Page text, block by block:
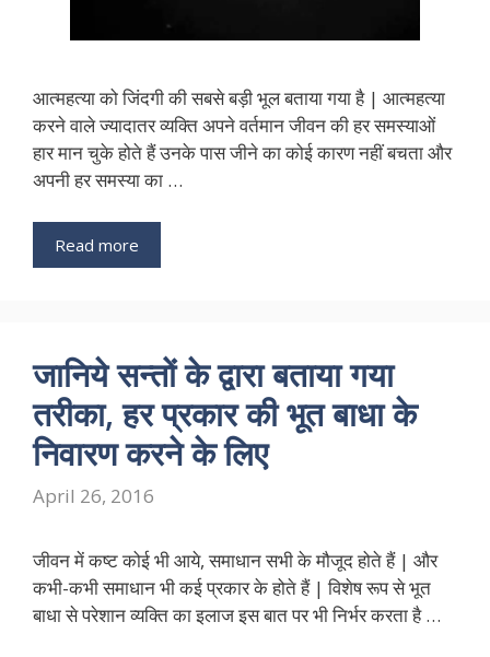
आत्महत्या को जिंदगी की सबसे बड़ी भूल बताया गया है | आत्महत्या
करने वाले ज्यादातर व्यक्ति अपने वर्तमान जीवन की हर समस्याओं
हार मान चुके होते हैं उनके पास जीने का कोई कारण नहीं बचता और
अपनी हर समस्या का …
Read more
जानिये सन्तों के द्वारा बताया गया
तरीका, हर प्रकार की भूत बाधा के
निवारण करने के लिए
April 26, 2016
जीवन में कष्ट कोई भी आये, समाधान सभी के मौजूद होते हैं | और
कभी-कभी समाधान भी कई प्रकार के होते हैं | विशेष रूप से भूत
बाधा से परेशान व्यक्ति का इलाज इस बात पर भी निर्भर करता है …